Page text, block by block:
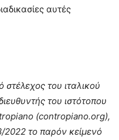
αυτές
στέλεχος του ιταλικού
του ιστότοπου
(contropiano.org),
2022 το παρόν κείμενό